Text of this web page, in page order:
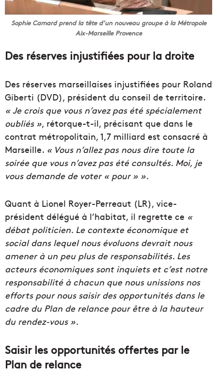
Sophie Camard prend la tête d’un nouveau groupe à la Métropole
Aix-Marseille Provence
Des réserves injustifiées pour la droite
Des réserves marseillaises injustifiées pour Roland
Giberti (DVD), président du conseil de territoire.
« Je crois que vous n’avez pas été spécialement
oubliés », rétorque-t-il, précisant que dans le
contrat métropolitain, 1,7 milliard est consacré à
Marseille. « Vous n’allez pas nous dire toute la
soirée que vous n’avez pas été consultés. Moi, je
vous demandede voter « pour » ».
Quant à Lionel Royer-Perreaut (LR), vice-
président délégué à l’habitat, il regrette ce «
débat politicien. Le contexte économique et
social dans lequel nous évoluons devraitnous
amener à un peu plus de responsabilités. Les
acteurs économiquessont inquiets et c’est notre
responsabilité à chacun que nous unissions nos
efforts pour noussaisir des opportunitésdans le
cadre du Plan de relance pour être à la hauteur
du rendez-vous ».
Saisir les opportunités offertes par le
Plan de relance